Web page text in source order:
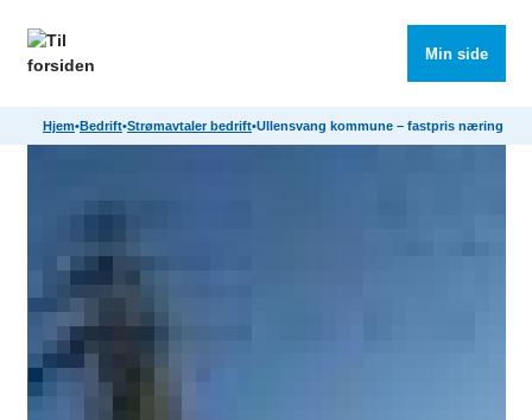
Min side
Hjem•Bedrift•Strømavtaler bedrift•Ullensvang kommune – fastpris næring